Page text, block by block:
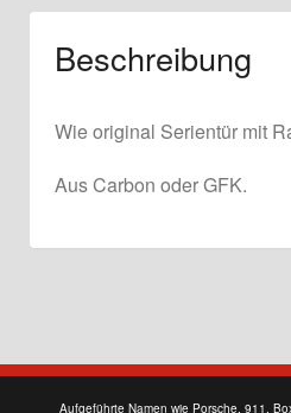
Beschreibung
Wie original Serientür mit
Aus Carbon oder GFK.
Aufgeführte Namen wie Porsche, 911,